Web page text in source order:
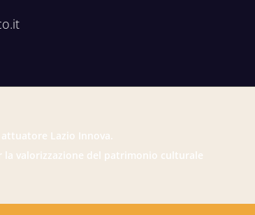
Lazio Innova.
la valorizzazione del patrimonio culturale